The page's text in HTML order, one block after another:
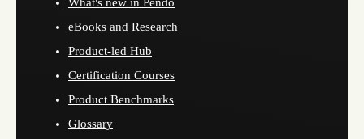
eBooks and Research
Product-led Hub
Certification Courses
Product Benchmarks
Glossary